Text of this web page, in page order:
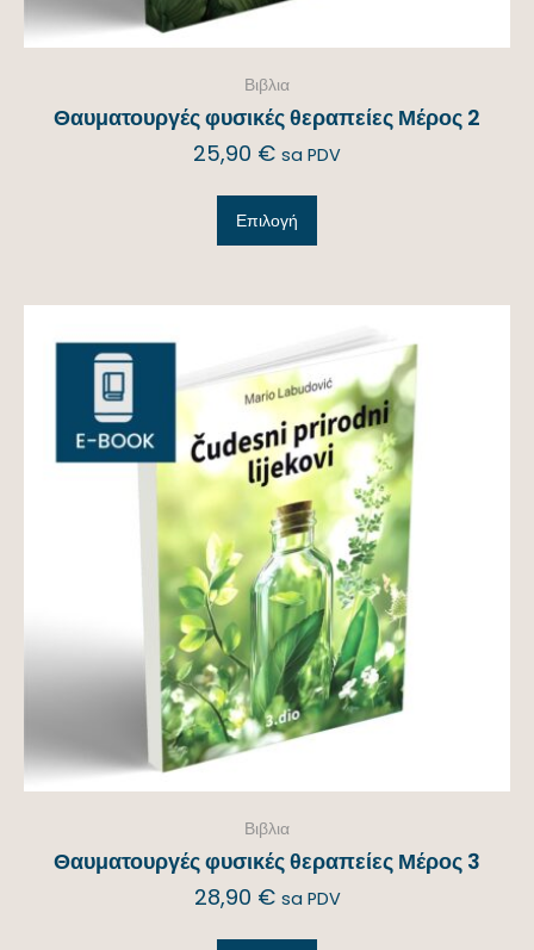
Βιβλια
Θαυματουργές φυσικές θεραπείες Μέρος 2
25,90 € sa PDV
Επιλογή
Βιβλια
Θαυματουργές φυσικές θεραπείες Μέρος 3
28,90 € sa PDV